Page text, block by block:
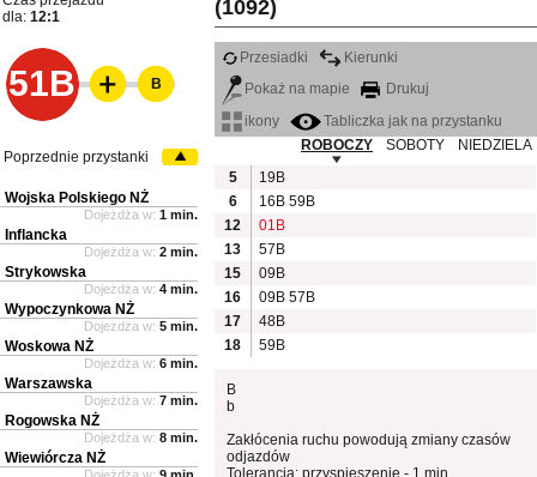
(1092)
dla: 12:1
51B
Przesiadki
Kierunki
Pokaż na mapie
Drukuj
ikony
Tabliczka jak na przystanku
ROBOCZY
SOBOTY
NIEDZIELA
5
19B
6
16B 59B
12
01B
13
57B
15
09B
16
09B 57B
17
48B
18
59B
B
b
Zakłócenia ruchu powodują zmiany czasów
odjazdów
Tolerancja: przyspieszenie - 1 min.
B
Poprzednie przystanki
Wojska Polskiego NŻ
Dojeżdża w: 1 min.
Inflancka
Dojeżdża w: 2 min.
Strykowska
Dojeżdża w: 4 min.
Wypoczynkowa NŻ
Dojeżdża w: 5 min.
Woskowa NŻ
Dojeżdża w: 6 min.
Warszawska
Dojeżdża w: 7 min.
Rogowska NŻ
Dojeżdża w: 8 min.
Wiewiórcza NŻ